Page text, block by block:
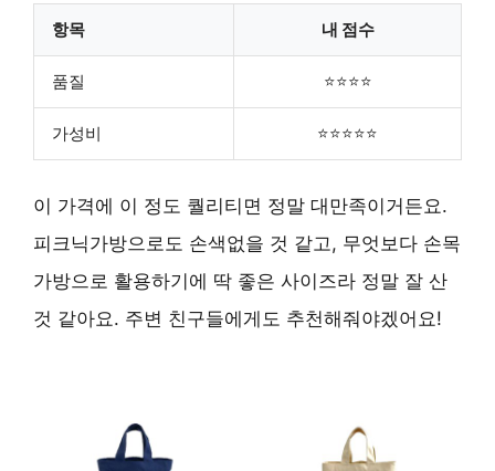
항목 내 점수
품질 ⭐⭐⭐⭐
가성비 ⭐⭐⭐⭐⭐
이 가격에 이 정도 퀄리티면 정말 대만족이거든요.
피크닉가방으로도 손색없을 것 같고, 무엇보다 손목
가방으로 활용하기에 딱 좋은 사이즈라 정말 잘 산
것 같아요. 주변 친구들에게도 추천해줘야겠어요!